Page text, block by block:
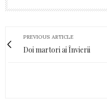
PREVIOUS ARTICLE
Doi martori ai Învierii